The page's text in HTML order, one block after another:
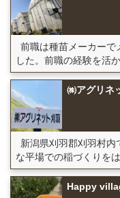
前職は種苗メーカーで
した。前職の経験を活
㈱アグリネ
新潟県刈羽郡刈羽村
な平場での稲づくりを
Happy